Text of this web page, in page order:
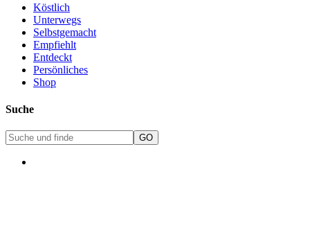
Köstlich
Unterwegs
Selbstgemacht
Empfiehlt
Entdeckt
Persönliches
Shop
Suche